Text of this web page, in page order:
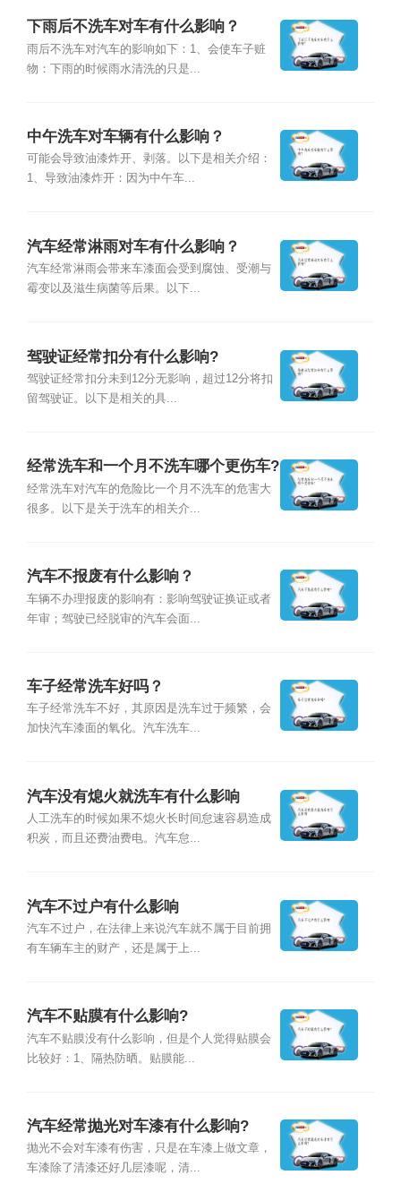
下雨后不洗车对车有什么影响？
雨后不洗车对汽车的影响如下：1、会使车子赃
物：下雨的时候雨水清洗的只是...
中午洗车对车辆有什么影响？
可能会导致油漆炸开、剥落。以下是相关介绍：
1、导致油漆炸开：因为中午车...
汽车经常淋雨对车有什么影响？
汽车经常淋雨会带来车漆面会受到腐蚀、受潮与
霉变以及滋生病菌等后果。以下...
驾驶证经常扣分有什么影响?
驾驶证经常扣分未到12分无影响，超过12分将扣
留驾驶证。以下是相关的具...
经常洗车和一个月不洗车哪个更伤车?
经常洗车对汽车的危险比一个月不洗车的危害大
很多。以下是关于洗车的相关介...
汽车不报废有什么影响？
车辆不办理报废的影响有：影响驾驶证换证或者
年审；驾驶已经脱审的汽车会面...
车子经常洗车好吗？
车子经常洗车不好，其原因是洗车过于频繁，会
加快汽车漆面的氧化。汽车洗车...
汽车没有熄火就洗车有什么影响
人工洗车的时候如果不熄火长时间怠速容易造成
积炭，而且还费油费电。汽车怠...
汽车不过户有什么影响
汽车不过户，在法律上来说汽车就不属于目前拥
有车辆车主的财产，还是属于上...
汽车不贴膜有什么影响?
汽车不贴膜没有什么影响，但是个人觉得贴膜会
比较好：1、隔热防晒。贴膜能...
汽车经常抛光对车漆有什么影响?
抛光不会对车漆有伤害，只是在车漆上做文章，
车漆除了清漆还好几层漆呢，清...